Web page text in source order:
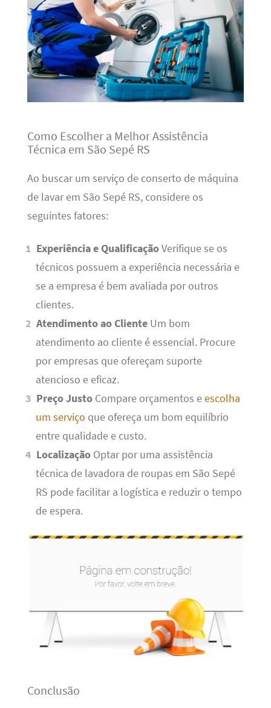
Como Escolher a Melhor Assistência
Técnica em São Sepé RS
Ao buscar um serviço de conserto de máquina
de lavar em São Sepé RS, considere os
seguintes fatores:
Experiência e QualificaçãoVerifique se os
técnicos possuem a experiência necessária e
se a empresa é bem avaliada por outros
clientes.
Atendimento ao Cliente Um bom
atendimento ao cliente é essencial. Procure
por empresas que ofereçam suporte
atencioso e eficaz.
Preço Justo Compare orçamentos eescolha
um serviço que ofereça um bom equilíbrio
entre qualidade e custo.
Localização Optar por uma assistência
técnica de lavadora de roupas em São Sepé
RS pode facilitar a logística e reduzir o tempo
de espera.
Conclusão